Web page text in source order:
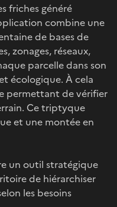
friches généré
combine une
de bases de
zonages, réseaux,
parcelle dans son
écologique. À cela
permettant de vérifier
Ce triptyque
et une montée en
un outil stratégique
de hiérarchiser
les besoins